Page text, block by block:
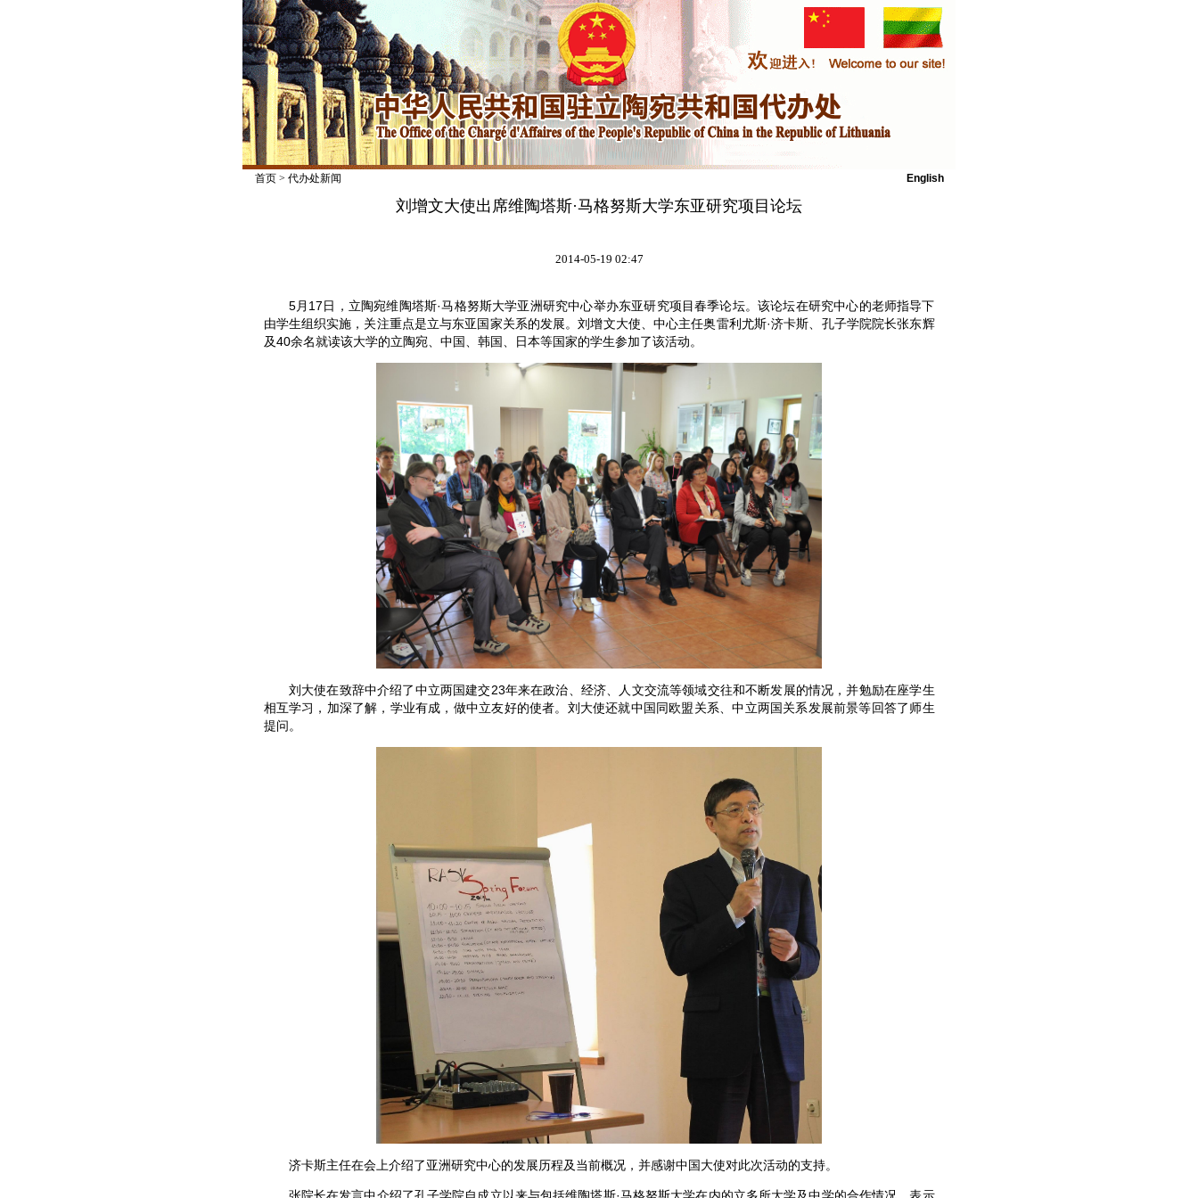
首页> 代办处新闻 English
刘增文大使出席维陶塔斯·马格努斯大学东亚研究项目论坛
2014-05-19 02:47
5月17日，立陶宛维陶塔斯·马格努斯大学亚洲研究中心举办东亚研究项目春季论坛。该论坛在研究中心的老师指导下
由学生组织实施，关注重点是立与东亚国家关系的发展。刘增文大使、中心主任奥雷利尤斯·济卡斯、孔子学院院长张东辉
及40余名就读该大学的立陶宛、中国、韩国、日本等国家的学生参加了该活动。
刘大使在致辞中介绍了中立两国建交23年来在政治、经济、人文交流等领域交往和不断发展的情况，并勉励在座学生
相互学习，加深了解，学业有成，做中立友好的使者。刘大使还就中国同欧盟关系、中立两国关系发展前景等回答了师生
提问。
济卡斯主任在会上介绍了亚洲研究中心的发展历程及当前概况，并感谢中国大使对此次活动的支持。